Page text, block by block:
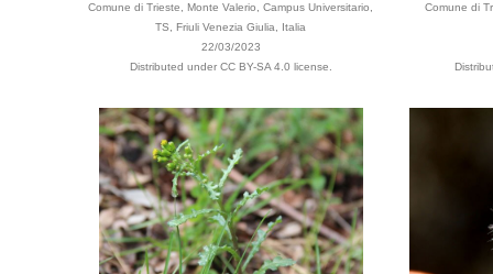
Comune di Trieste, Monte Valerio, Campus Universitario,
TS, Friuli Venezia Giulia, Italia
22/03/2023
Distributed under CC BY-SA 4.0 license.
Comune di